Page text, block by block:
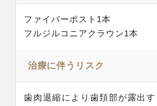
ファイバーポスト1本
フルジルコニアクラウン1本
治療に伴うリスク
歯肉退縮により歯頚部が露出